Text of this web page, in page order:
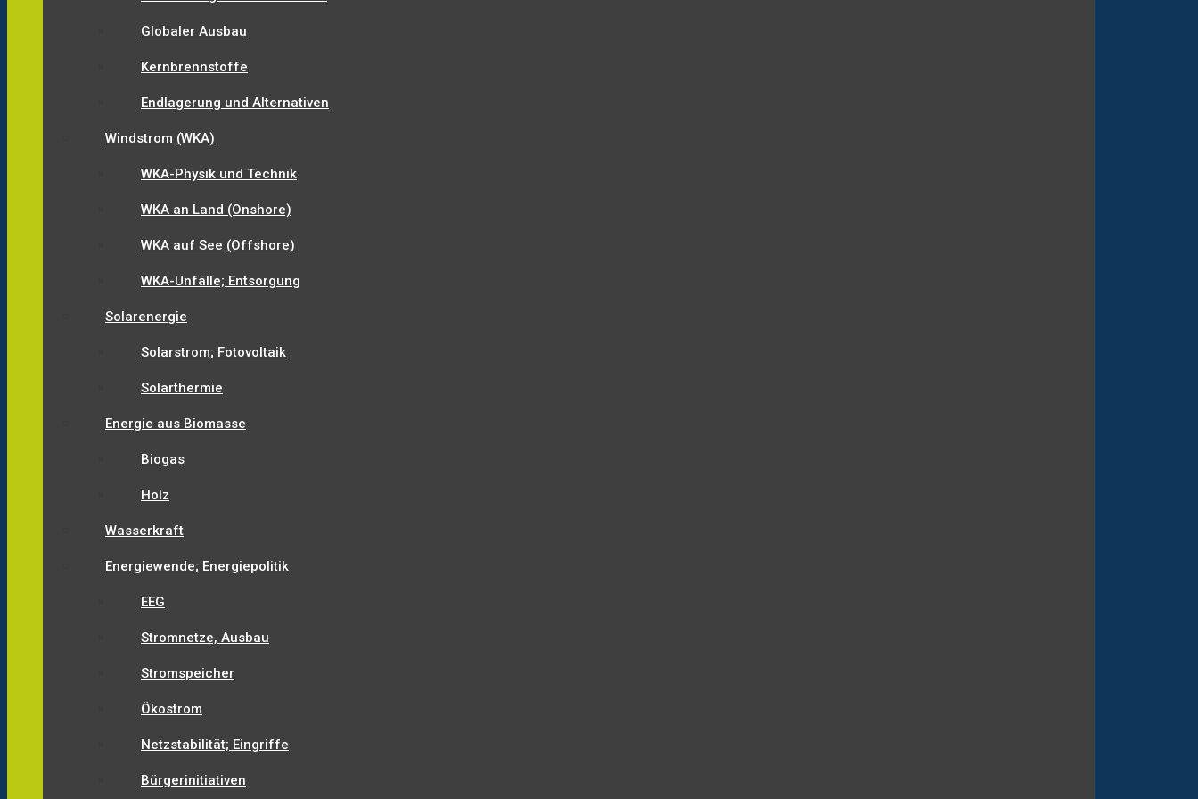
Globaler Ausbau
Kernbrennstoffe
Endlagerung und Alternativen
Windstrom (WKA)
WKA-Physik und Technik
WKA an Land (Onshore)
WKA auf See (Offshore)
WKA-Unfälle; Entsorgung
Solarenergie
Solarstrom; Fotovoltaik
Solarthermie
Energie aus Biomasse
Biogas
Holz
Wasserkraft
Energiewende; Energiepolitik
EEG
Stromnetze, Ausbau
Stromspeicher
Ökostrom
Netzstabilität; Eingriffe
Bürgerinitiativen